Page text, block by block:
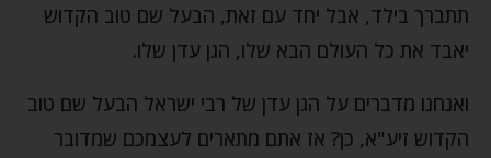
תתברך בילד, אבל יחד עם זאת, הבעל שם טוב הקדוש
יאבד את כל העולם הבא שלו, הגן עדן שלו.
ואנחנו מדברים על הגן עדן של רבי ישראל הבעל שם טוב
הקדוש זיע"א, כן? אז אתם מתארים לעצמכם שמדובר